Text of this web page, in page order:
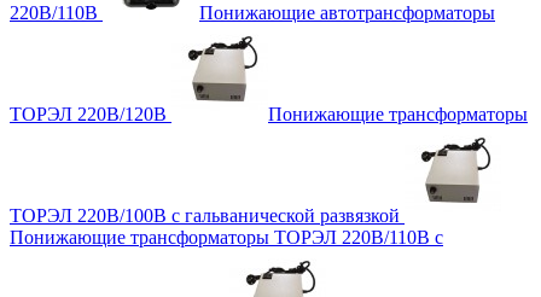
220В/110В Понижающие автотрансформаторы
ТОРЭЛ 220В/120В Понижающие трансформаторы
ТОРЭЛ 220В/100В с гальванической развязкой
Понижающие трансформаторы ТОРЭЛ 220В/110В с